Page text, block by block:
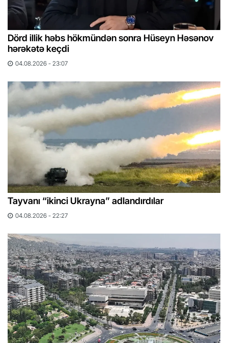
Dörd illik həbs hökmündən sonra Hüseyn Həsənov
hərəkətə keçdi
04.08.2026 - 23:07
Tayvanı “ikinci Ukrayna” adlandırdılar
04.08.2026 - 22:27